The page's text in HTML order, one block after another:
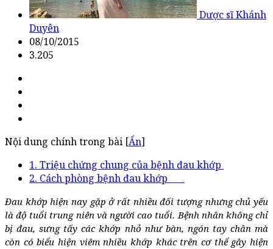
Dược sĩ Khánh
Duyên
08/10/2015
3.205
Nội dung chính trong bài [Ẩn]
1. Triệu chứng chung của bệnh đau khớp
2. Cách phòng bệnh đau khớp
Đau khớp hiện nay gặp ở rất nhiều đối tượng nhưng chủ yếu
là độ tuổi trung niên và người cao tuổi. Bệnh nhân không chỉ
bị đau, sưng tấy các khớp nhỏ như bàn, ngón tay chân mà
còn có biểu hiện viêm nhiều khớp khác trên cơ thể gây hiện